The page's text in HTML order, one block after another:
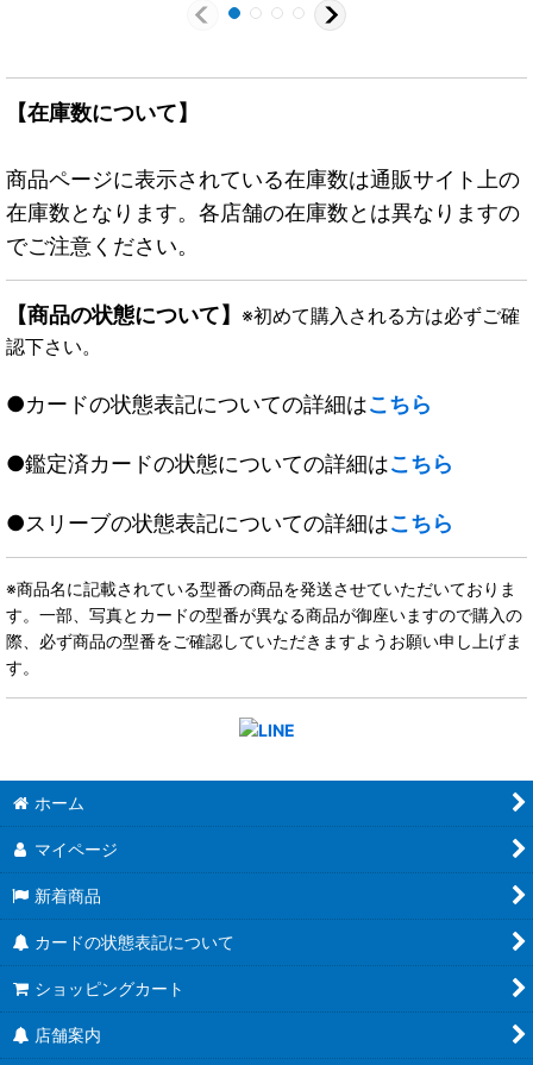
【在庫数について】
商品ページに表示されている在庫数は通販サイト上の
在庫数となります。各店舗の在庫数とは異なりますの
でご注意ください。
【商品の状態について】 ※初めて購入される方は必ずご確
認下さい。
●カードの状態表記についての詳細はこちら
●鑑定済カードの状態についての詳細はこちら
●スリーブの状態表記についての詳細はこちら
※商品名に記載されている型番の商品を発送させていただいておりま
す。一部、写真とカードの型番が異なる商品が御座いますので購入の
際、必ず商品の型番をご確認していただきますようお願い申し上げま
す。
ホーム
マイページ
新着商品
カードの状態表記について
ショッピングカート
店舗案内